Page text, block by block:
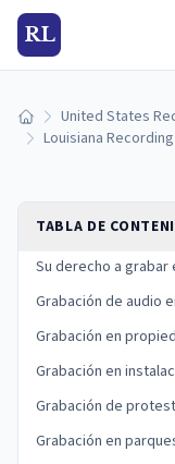
RL
Inicio United States
Louisiana
TABLA DE
Su derecho a grabar
Grabación de audio
Grabación en
Grabación en
Grabación de
Grabación en